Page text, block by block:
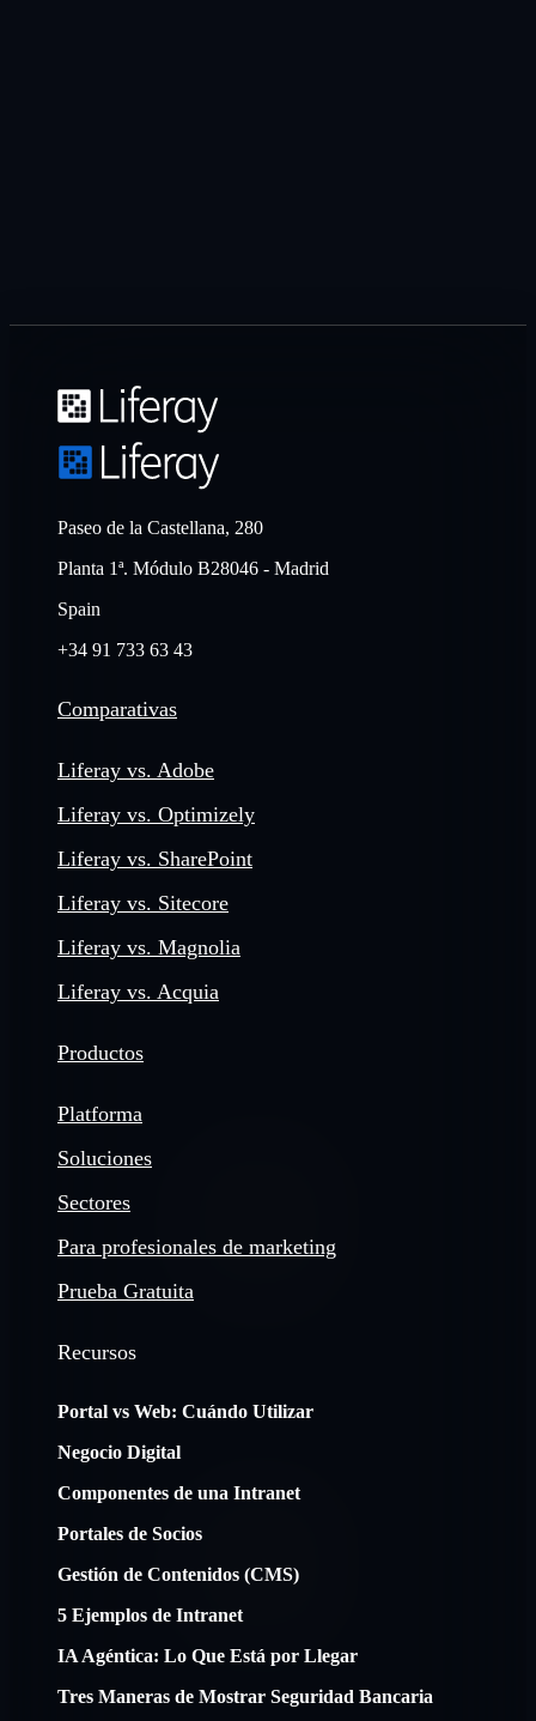
Paseo de la Castellana, 280
Planta 1ª. Módulo B28046 - Madrid
Spain
+34 91 733 63 43
Comparativas
Liferay vs. Adobe
Liferay vs. Optimizely
Liferay vs. SharePoint
Liferay vs. Sitecore
Liferay vs. Magnolia
Liferay vs. Acquia
Productos
Platforma
Soluciones
Sectores
Para profesionales de marketing
Prueba Gratuita
Recursos
Portal vs Web: Cuándo Utilizar
Negocio Digital
Componentes de una Intranet
Portales de Socios
Gestión de Contenidos (CMS)
5 Ejemplos de Intranet
IA Agéntica: Lo Que Está por Llegar
Tres Maneras de Mostrar Seguridad Bancaria